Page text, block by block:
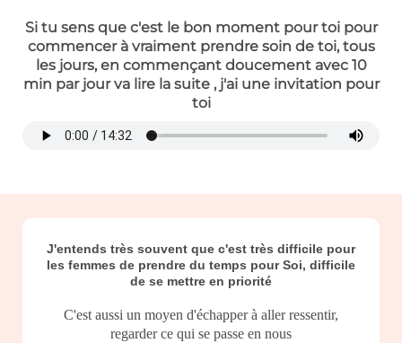
Si tu sens que c'est le bon moment pour toi pour
commencer à vraiment prendre soin de toi, tous
les jours, en commençant doucement avec 10
min par jour va lire la suite , j'ai une invitation pour
toi
J'entends très souvent que c'est très difficile pour
les femmes de prendre du temps pour Soi, difficile
de se mettre en priorité
C'est aussi un moyen d'échapper à aller ressentir,
regarder ce qui se passe en nous